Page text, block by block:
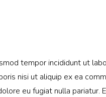
tempor incididunt ut
nisi ut aliquip ex ea
eu fugiat nulla pariatur.